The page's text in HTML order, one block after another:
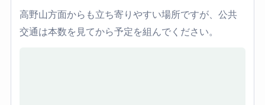
高野山方面からも立ち寄りやすい場所ですが、公共
交通は本数を見てから予定を組んでください。